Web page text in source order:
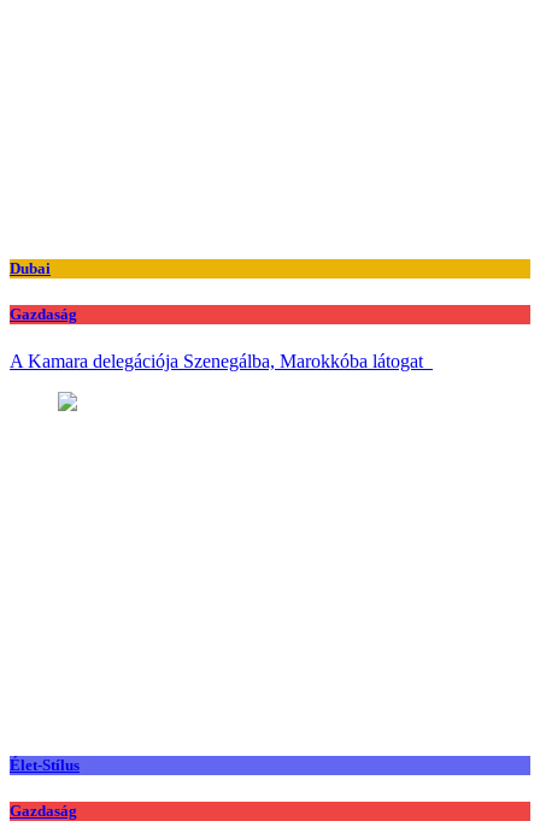
Dubai
Gazdaság
A Kamara delegációja Szenegálba, Marokkóba látogat
Élet-Stílus
Gazdaság